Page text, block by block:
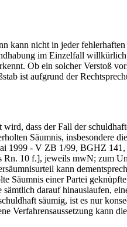
nicht in jeder fehlerhaften
im Einzelfall
Ob ein solcher Verstoß
ist aufgrund der
dass der Fall der
Säumnis, insbesondere
1999 - V ZB 1/99, BGHZ
10 f.], jeweils mwN; zum
kann
Säumnis einer Partei
darauf hinauslaufen,
säumig, ist es nur
Verfahrensaussetzung kann